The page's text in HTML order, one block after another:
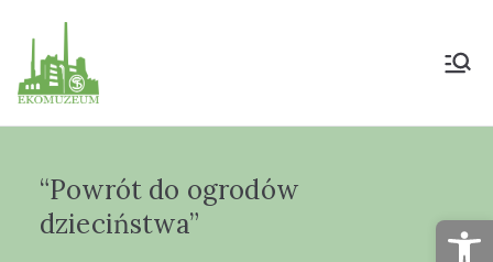
Muzeum Przyrody
"Ekomuzeum" im.
“Powrót do ogrodów
dzieciństwa”